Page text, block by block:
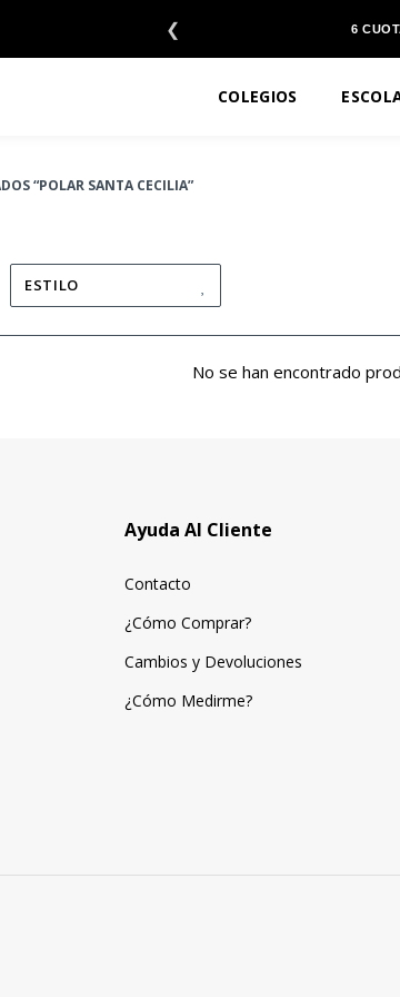
❮ 6
COLEGIOS
“POLAR SANTA CECILIA”
ESTILO
No se han encontrado
Ayuda Al Cliente
Contacto
¿Cómo Comprar?
Cambios y Devoluciones
¿Cómo Medirme?